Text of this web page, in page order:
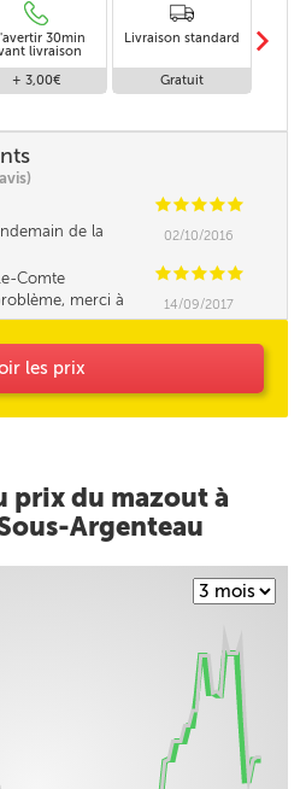
30min
livraison
+ 3,00€
Livraison standard
Gratuit
m
CCCCC
de la
02/10/2016
Comte CCCCC
merci à
14/09/2017
les prix
prix du mazout à
Argenteau